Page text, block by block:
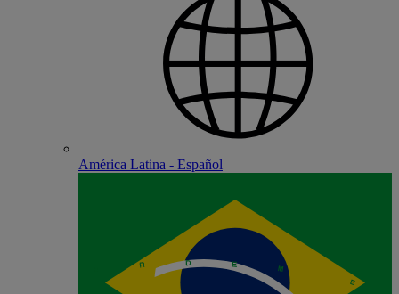
América Latina - Español